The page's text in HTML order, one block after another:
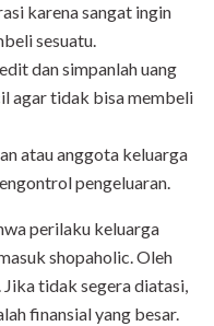
karena sangat ingin
sesuatu.
dan simpanlah uang
agar tidak bisa membeli
atau anggota keluarga
pengeluaran.
perilaku keluarga
shopaholic. Oleh
tidak segera diatasi,
finansial yang besar.